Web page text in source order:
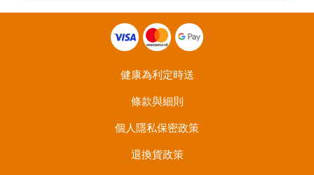
健康為利定時送
條款與細則
個人隱私保密政策
退換貨政策